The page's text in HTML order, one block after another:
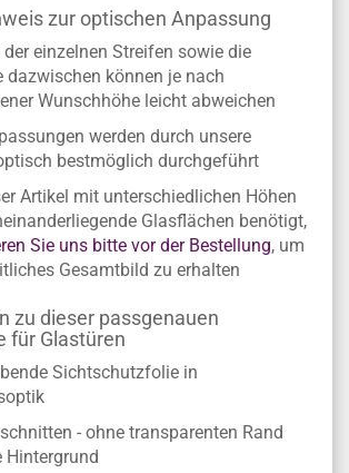
zur optischen Anpassung
der einzelnen Streifen sowie die
dazwischen können je nach
Wunschhöhe leicht abweichen
werden durch unsere
bestmöglich durchgeführt
Artikel mit unterschiedlichen Höhen
Glasflächen benötigt,
Sie uns bitte vor der Bestellung, um
Gesamtbild zu erhalten
zu dieser passgenauen
für Glastüren
Sichtschutzfolie in
- ohne transparenten Rand
Hintergrund